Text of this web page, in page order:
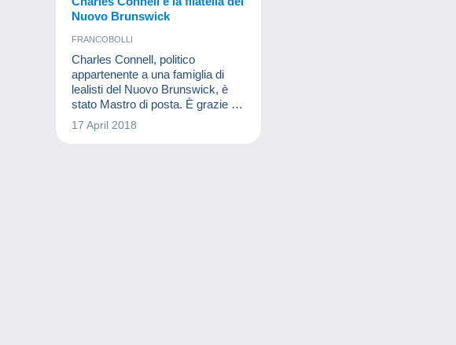
Nuovo Brunswick
FRANCOBOLLI
Charles Connell, politico
appartenente a una famiglia di
lealisti del Nuovo Brunswick, è
stato Mastro di posta. È grazie a
questa sua funzione che nel 1861
emise un francobollo con la sua
17 April 2018